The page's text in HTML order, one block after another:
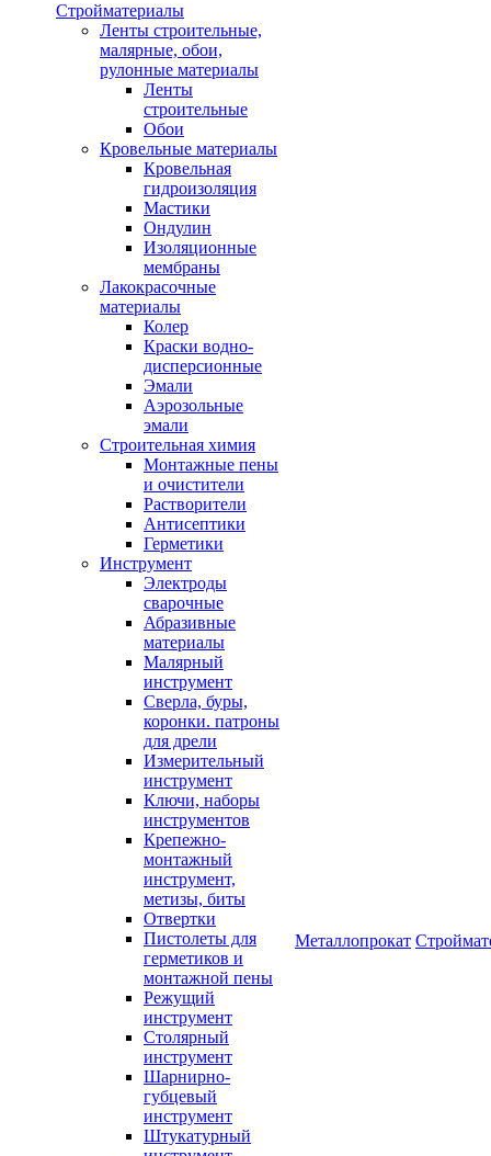
Стройматериалы
Ленты строительные,
малярные, обои,
рулонные материалы
Ленты
строительные
Обои
Кровельные материалы
Кровельная
гидроизоляция
Мастики
Ондулин
Изоляционные
мембраны
Лакокрасочные
материалы
Колер
Краски водно-
дисперсионные
Эмали
Аэрозольные
эмали
Строительная химия
Монтажные пены
и очистители
Растворители
Антисептики
Герметики
Инструмент
Электроды
сварочные
Абразивные
материалы
Малярный
инструмент
Сверла, буры,
коронки. патроны
для дрели
Измерительный
инструмент
Ключи, наборы
инструментов
Крепежно-
монтажный
инструмент,
метизы, биты
Отвертки
Пистолеты для
герметиков и
монтажной пены
Режущий
инструмент
Столярный
инструмент
Шарнирно-
губцевый
инструмент
Штукатурный
Металлопрокат